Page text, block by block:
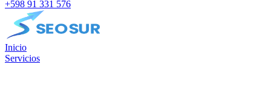
+598 91 331 576
Inicio
Servicios